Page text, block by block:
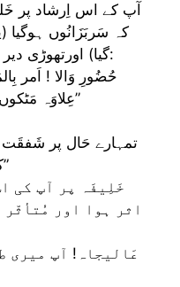
آپ کے اس اِرشاد پر
کہ سَربَزَانُوں ہوگیا
گیا) اورتھوڑی دیر کے بعد سَر کو اُٹھا کر عَرض کیا:
عِلاوَہ مَٹکوں کو توڑنے میں کیا حِکمَت تھى؟”
کی رُسوَائِی اور ذِلَّت سے بَچَانا۔”
خَلِیفَہ پر آپ کی
اثر ہوا اور